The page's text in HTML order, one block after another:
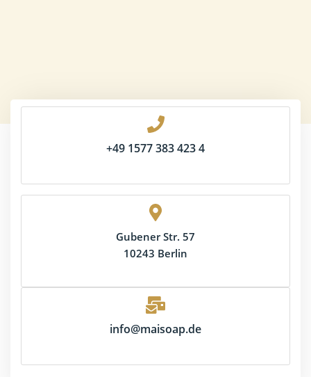
+49 1577 383 423 4
Gubener Str. 57
10243 Berlin
info@maisoap.de